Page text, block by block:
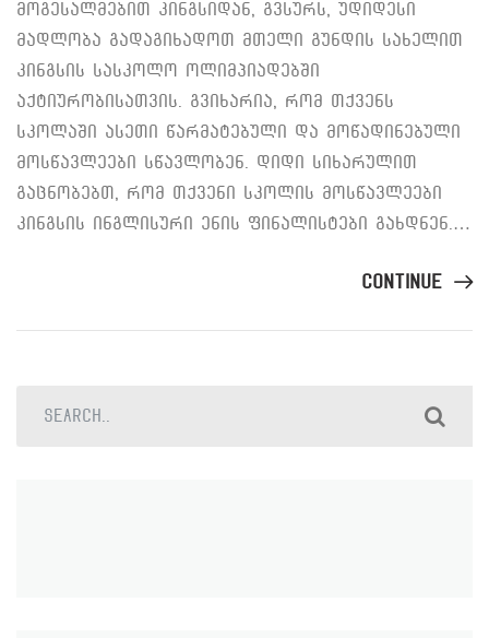
მოგესალმებით კინგსიდან, გვსურს, უდიდესი
მადლობა გადაგიხადოთ მთელი გუნდის სახელით
კინგსის სასკოლო ოლიმპიადებში
აქტიურობისათვის. გვიხარია, რომ თქვენს
სკოლაში ასეთი წარმატებული და მოწადინებული
მოსწავლეები სწავლობენ. დიდი სიხარულით
გაცნობებთ, რომ თქვენი სკოლის მოსწავლეები
კინგსის ინგლისური ენის ფინალისტები გახდნენ.…
Continue